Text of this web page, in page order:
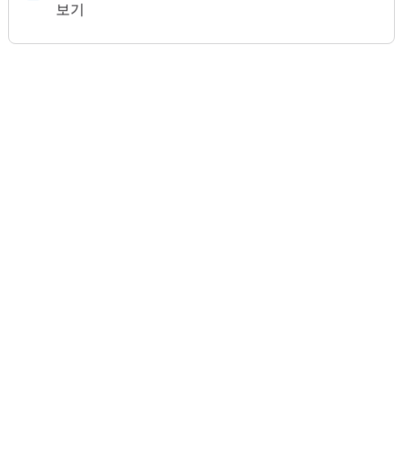
보기